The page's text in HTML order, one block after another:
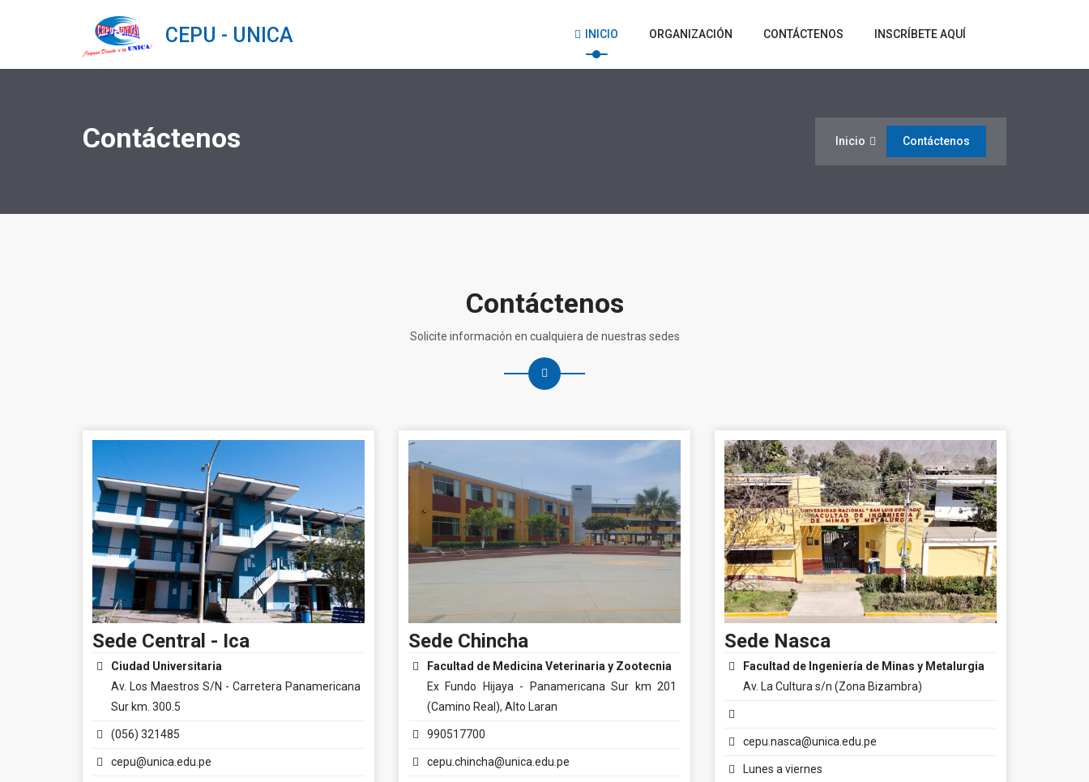
CEPU - UNICA INICIO ORGANIZACIÓN CONTÁCTENOS INSCRÍBETE AQUÍ
Contáctenos Inicio Contáctenos
Contáctenos
Solicite información en cualquiera de nuestras sedes
Sede Central - Ica
Ciudad Universitaria
Av. Los Maestros S/N - Carretera Panamericana
Sur km. 300.5
(056) 321485
cepu@unica.edu.pe
Sede Chincha
Facultad de Medicina Veterinaria y Zootecnia
Ex Fundo Hijaya - Panamericana Sur km 201
(Camino Real), Alto Laran
990517700
cepu.chincha@unica.edu.pe
Sede Nasca
Facultad de Ingeniería de Minas y Metalurgia
Av. La Cultura s/n (Zona Bizambra)
cepu.nasca@unica.edu.pe
Lunes a viernes